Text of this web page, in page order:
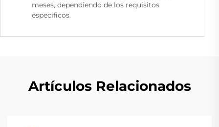
meses, dependiendo de los requisitos
específicos.
Artículos Relacionados